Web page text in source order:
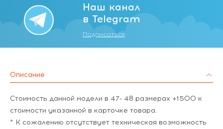
Наш канал
в Telegram
Подписаться
Описание
Стоимость данной модели в 47- 48 размерах +1500 к
стоимости указанной в карточке товара.
* К сожалению отсутствует техническая возможность